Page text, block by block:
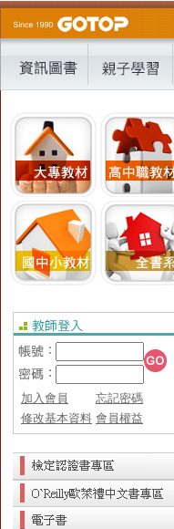
加入會員
忘記密碼
修改基本資料 會員權益